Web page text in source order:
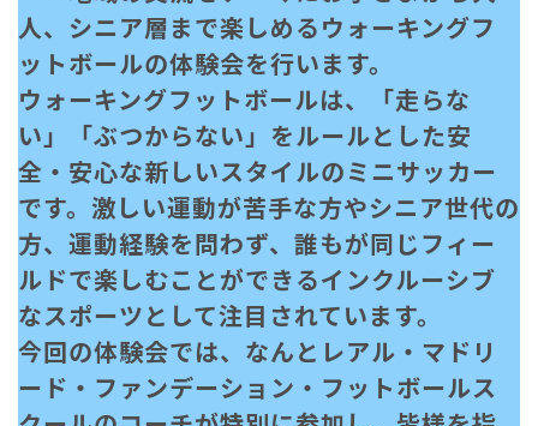
人、シニア層まで楽しめるウォーキングフ
ットボールの体験会を行います。
ウォーキングフットボールは、「走らな
い」「ぶつからない」をルールとした安
全・安心な新しいスタイルのミニサッカー
です。激しい運動が苦手な方やシニア世代の
方、運動経験を問わず、誰もが同じフィー
ルドで楽しむことができるインクルーシブ
なスポーツとして注目されています。
今回の体験会では、なんとレアル・マドリ
ード・ファンデーション・フットボールス